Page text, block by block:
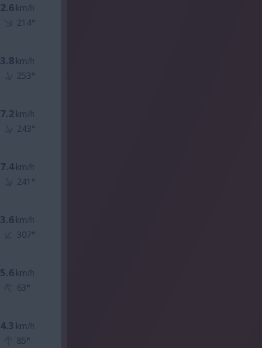
2.6km/h
214°
3.8km/h
253°
7.2km/h
243°
7.4km/h
241 °
3.6km/h
307°
5.6km/h
63°
4.3 km/h
85°